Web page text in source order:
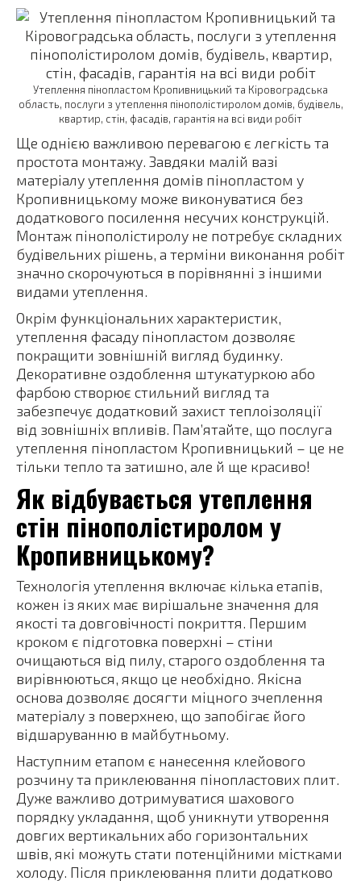
Утеплення пінопластом Кропивницький та Кіровоградська
область, послуги з утеплення пінополістиролом домів, будівель,
квартир, стін, фасадів, гарантія на всі види робіт
Ще однією важливою перевагою є легкість та
простота монтажу. Завдяки малій вазі
матеріалу утеплення домів пінопластом у
Кропивницькому може виконуватися без
додаткового посилення несучих конструкцій.
Монтаж пінополістиролу не потребує складних
будівельних рішень, а терміни виконання робіт
значно скорочуються в порівнянні з іншими
видами утеплення.
Окрім функціональних характеристик,
утеплення фасаду пінопластом дозволяє
покращити зовнішній вигляд будинку.
Декоративне оздоблення штукатуркою або
фарбою створює стильний вигляд та
забезпечує додатковий захист теплоізоляції
від зовнішніх впливів. Пам’ятайте, що послуга
утеплення пінопластом Кропивницький – це не
тільки тепло та затишно, але й ще красиво!
Як відбувається утеплення
стін пінополістиролом у
Кропивницькому?
Технологія утеплення включає кілька етапів,
кожен із яких має вирішальне значення для
якості та довговічності покриття. Першим
кроком є підготовка поверхні – стіни
очищаються від пилу, старого оздоблення та
вирівнюються, якщо це необхідно. Якісна
основа дозволяє досягти міцного зчеплення
матеріалу з поверхнею, що запобігає його
відшаруванню в майбутньому.
Наступним етапом є нанесення клейового
розчину та приклеювання пінопластових плит.
Дуже важливо дотримуватися шахового
порядку укладання, щоб уникнути утворення
довгих вертикальних або горизонтальних
швів, які можуть стати потенційними містками
холоду. Після приклеювання плити додатково